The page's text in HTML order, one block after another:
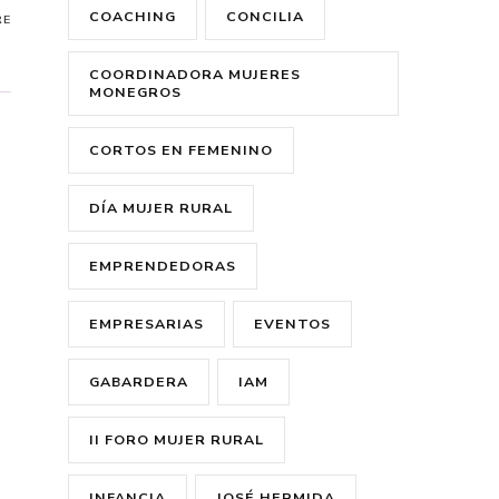
COACHING CONCILIA
COORDINADORA MUJERES
MONEGROS
CORTOS EN FEMENINO
DÍA MUJER RURAL
EMPRENDEDORAS
EMPRESARIAS EVENTOS
GABARDERA IAM
II FORO MUJER RURAL